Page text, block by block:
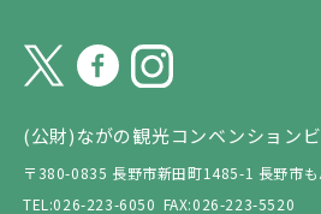
(公財)ながの観光コンベンション
〒380-0835 長野市新田町1485-1 長野市
TEL:026-223-6050 FAX:026-223-5520